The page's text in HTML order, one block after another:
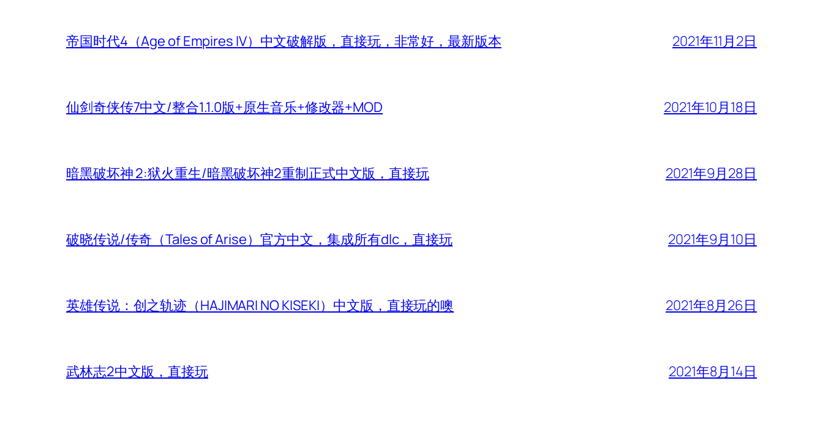
帝国时代4（Age of Empires IV）中文破解版，直接玩，非常好，最新版本 2021年11月2日
仙剑奇侠传7中文/整合1.1.0版+原生音乐+修改器+MOD 2021年10月18日
暗黑破坏神 2:狱火重生/暗黑破坏神2重制正式中文版，直接玩 2021年9月28日
破晓传说/传奇（Tales of Arise）官方中文，集成所有dlc，直接玩 2021年9月10日
英雄传说：创之轨迹（HAJIMARI NO KISEKI）中文版，直接玩的噢 2021年8月26日
武林志2中文版，直接玩 2021年8月14日